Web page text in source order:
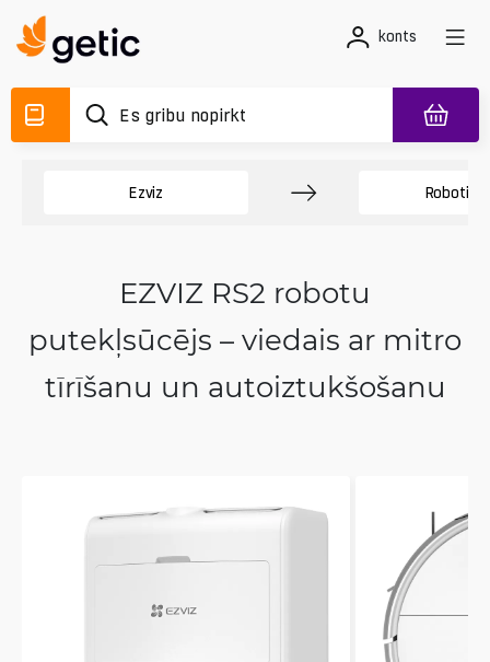
konts
Ezviz Roboti
EZVIZ RS2 robotu
putekļsūcējs – viedais ar mitro
tīrīšanu un autoiztukšošanu